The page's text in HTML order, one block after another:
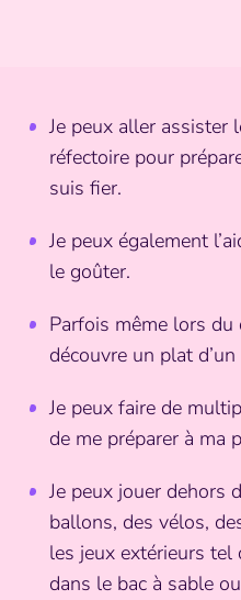
Je peux aller assister
réfectoire pour
suis fier.
Je peux également
le goûter.
Parfois même lors
découvre un plat
Je peux faire de
de me préparer à ma
Je peux jouer dehors
ballons, des vélos,
les jeux extérieurs
dans le bac à sable